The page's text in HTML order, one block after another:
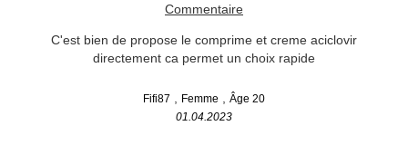
Commentaire
C'est bien de propose le comprime et creme aciclovir
directement ca permet un choix rapide
Fifi87 Femme
Âge 20
01.04.2023